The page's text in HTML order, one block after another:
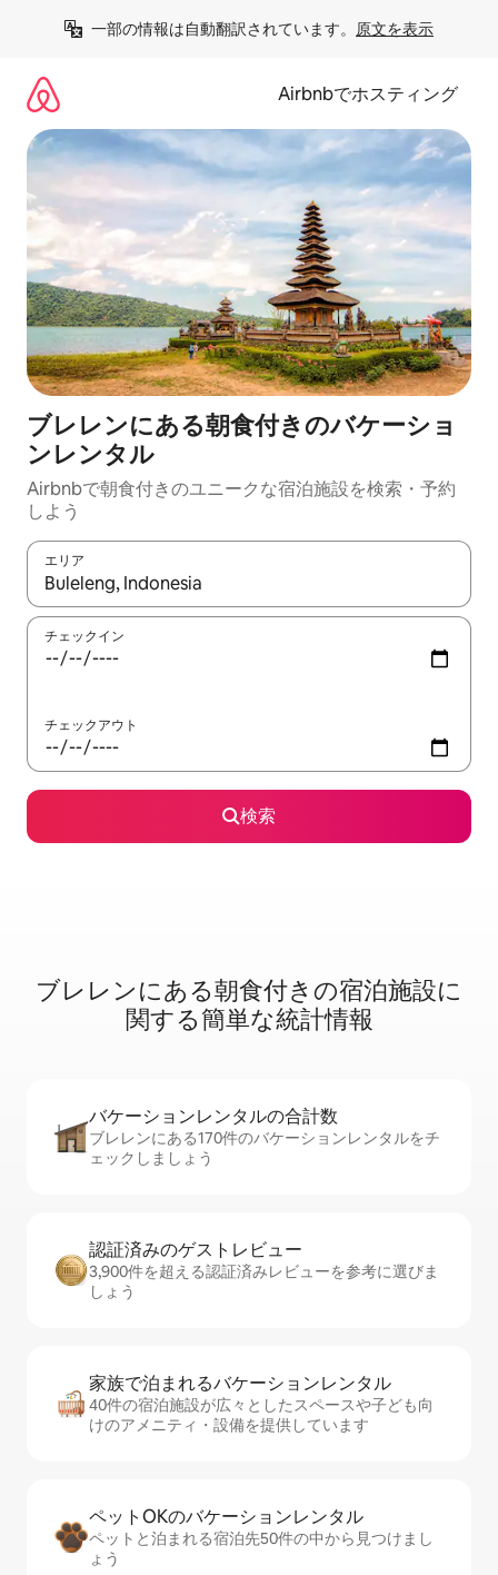
一部の情報は自動翻訳されています。 原文を表示
Airbnbでホスティング
ブレレンにある朝食付きのバケーショ
ンレンタル
Airbnbで朝食付きのユニークな宿泊施設を検索・予約
しよう
エリア
検索結果が表示されたら、上下の矢印キーを使って移動するか
チェックイン
チェックアウト
検索
ブレレンに⁠あ⁠る朝⁠食⁠付⁠き⁠の宿⁠泊⁠施⁠設⁠に
関⁠す⁠る簡⁠単⁠な統⁠計⁠情⁠報
バケーションレ⁠ン⁠タ⁠ル⁠の合⁠計⁠数
ブレレンにある170件のバケーションレンタルをチ
ェックしましょう
認証済みのゲ⁠ス⁠ト⁠レ⁠ビ⁠ュ⁠ー
3,900件を超える認証済みレビューを参考に選びま
しょう
家族で泊まれるバ⁠ケ⁠ー⁠シ⁠ョ⁠ンレ⁠ン⁠タ⁠ル
40件の宿泊施設が広々としたスペースや子ども向
けのアメニティ・設備を提供しています
ペットOKのバ⁠ケ⁠ー⁠シ⁠ョ⁠ンレ⁠ン⁠タ⁠ル
ペットと泊まれる宿泊先50件の中から見つけまし
ょう